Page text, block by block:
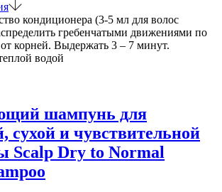
кондиционера (3-5 мл для волос
гребенчатыми движениями по
корней. Выдержать 3 – 7 минут.
водой
шампунь для
сухой и чувствительной
Scalp Dry to Normal